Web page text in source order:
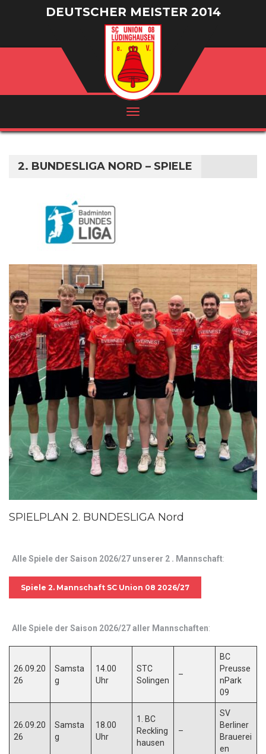
DEUTSCHER MEISTER 2014
/ VIZEMEISTER 2016
2. BUNDESLIGA NORD – SPIELE
SPIELPLAN 2. BUNDESLIGA Nord
Alle Spiele der Saison 2026/27 unserer 2 . Mannschaft:
Spiele 2. Mannschaft SC Union 08 2026/27
Alle Spiele der Saison 2026/27 aller Mannschaften:
26.09.20
26
Samsta
g
14.00
Uhr
STC
Solingen
–
BC
Preusse
nPark
09
26.09.20
26
Samsta
g
18.00
Uhr
1. BC
Reckling
hausen
–
SV
Berliner
Brauerei
en